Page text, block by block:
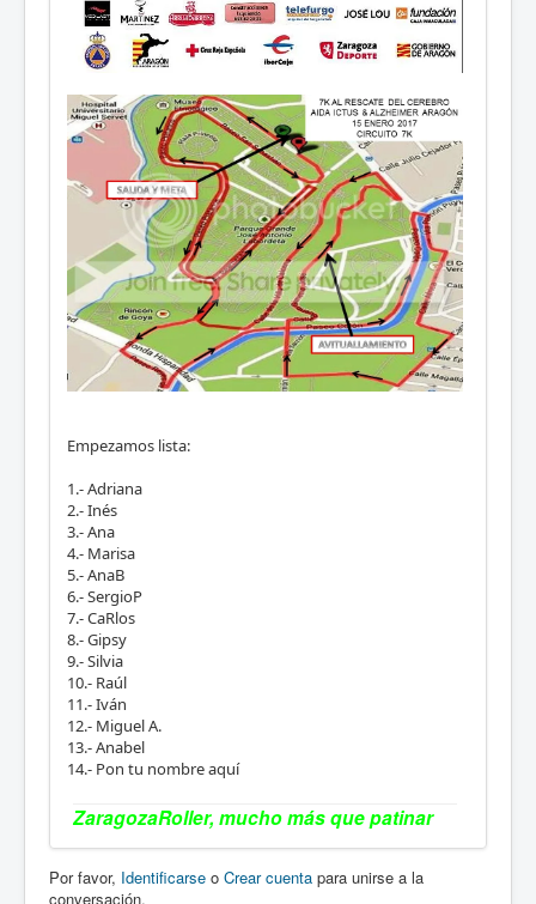
Empezamos lista:
1.- Adriana
2.- Inés
3.- Ana
4.- Marisa
5.- AnaB
6.- SergioP
7.- CaRlos
8.- Gipsy
9.- Silvia
10.- Raúl
11.- Iván
12.- Miguel A.
13.- Anabel
14.- Pon tu nombre aquí
ZaragozaRoller, mucho más que patinar
Por favor, Identificarse o Crear cuenta para unirse a la
conversación.